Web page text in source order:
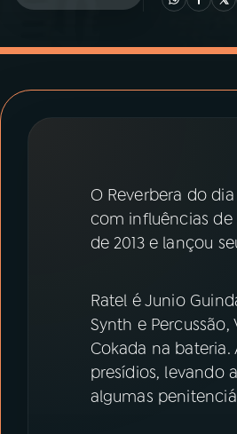
ÚLTIMAS
ACOMPANHE A RÁDIO MEC
Instagram X
O Reverbera do
com influências de
de 2013 e lançou
Ratel é Junio
Synth e
Cokada na
presídios, levando
algumas